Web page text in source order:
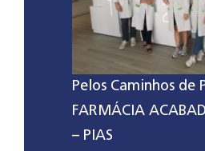
Pelos Caminhos de
FARMÁCIA
– PIAS